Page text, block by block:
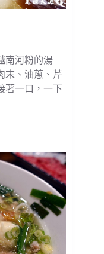
南河粉的湯
末、油蔥、芹
著一口，一下